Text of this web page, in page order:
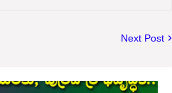
Next Post